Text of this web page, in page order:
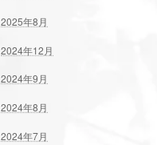
2025年8月
2024年12月
2024年9月
2024年8月
2024年7月